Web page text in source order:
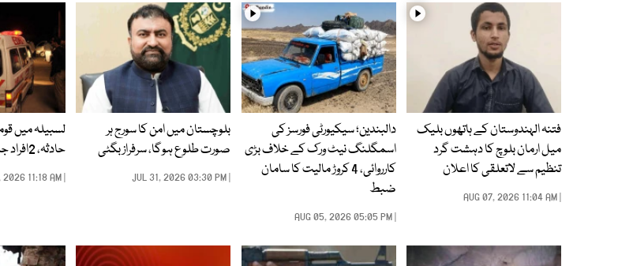
فتنہ الہندوستان کے ہاتھوں بلیک
میل ارمان بلوچ کا دہشت گرد
تنظیم سے لاتعلقی کا اعلان
| AUG 07, 2026 11:04 AM
دالبندین؛ سیکیورٹی فورسز کی
اسمگلنگ نیٹ ورک کے خلاف بڑی
کارروائی، 4 کروڑ مالیت کا سامان
ضبط
| AUG 05, 2026 05:05 PM
بلوچستان میں امن کا سورج ہر
صورت طلوع ہوگا، سرفراز بگٹی
| JUL 31, 2026 03:30 PM
لسبیلہ میں
حادثہ، 2افراد جاں بحق
| JUL 31, 2026 11:18 AM